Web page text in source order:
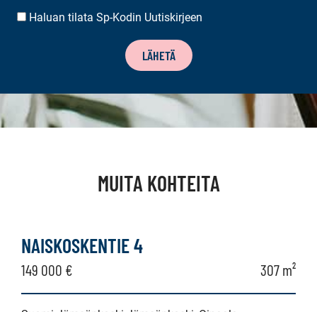
UUTISKIRJEEN
Haluan tilata Sp-Kodin Uutiskirjeen
LÄHETÄ
MUITA KOHTEITA
NAISKOSKENTIE 4
149 000 € 307 m²